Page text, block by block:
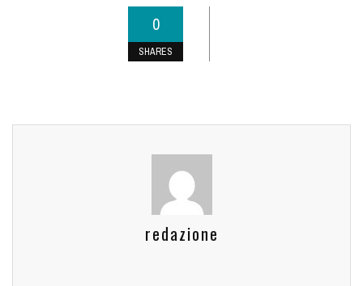
0
SHARES
redazione